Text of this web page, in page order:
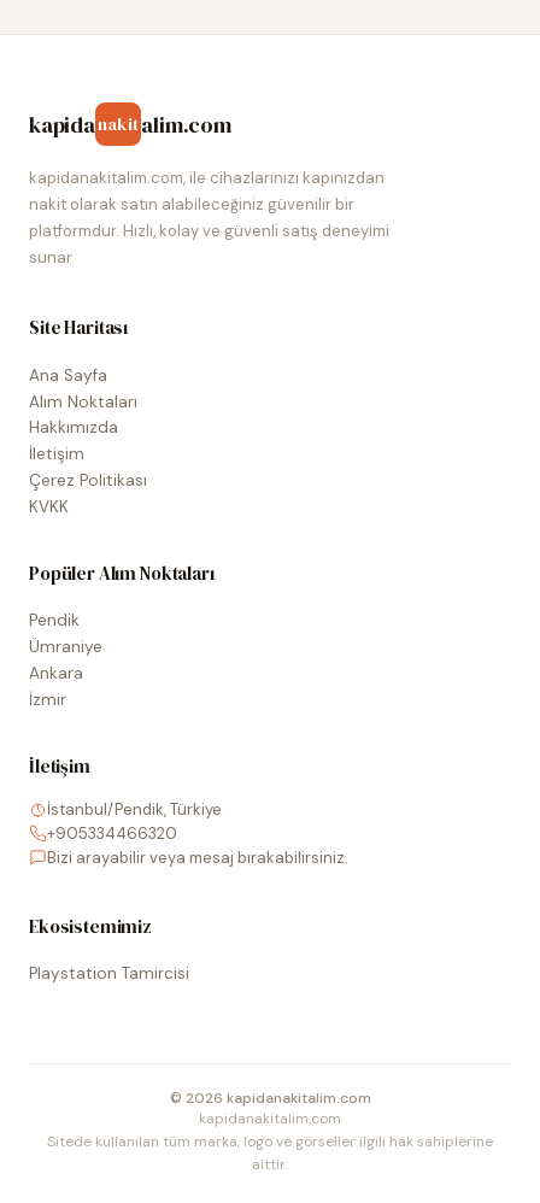
kapidanakitalim.com
kapidanakitalim.com, ile cihazlarınızı kapınızdan
nakit olarak satın alabileceğiniz güvenilir bir
platformdur. Hızlı, kolay ve güvenli satış deneyimi
sunar.
Site Haritası
Ana Sayfa
Alım Noktaları
Hakkımızda
İletişim
Çerez Politikası
KVKK
Popüler Alım Noktaları
Pendik
Ümraniye
Ankara
İzmir
İletişim
İstanbul/Pendik, Türkiye
+905334466320
Bizi arayabilir veya mesaj bırakabilirsiniz.
Ekosistemimiz
Playstation Tamircisi
© 2026 kapidanakitalim.com
kapidanakitalim.com
Sitede kullanılan tüm marka, logo ve görseller ilgili hak sahiplerine
aittir.